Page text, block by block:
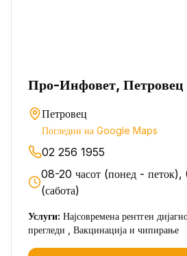
Про-Инфовет, Петровец
Петровец
Погледни на Google Maps
02 256 1955
08-20 часот (понед - петок),
(сабота)
Услуги: Најсовремена рентген
прегледи , Вакцинација и чипирање